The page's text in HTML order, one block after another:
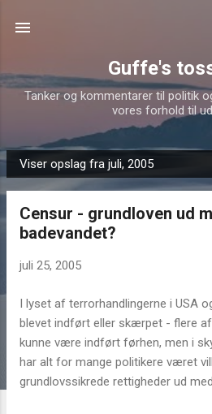
Guffe's
Tanker og kommentarer til politik
vores forhold til
O
p
Viser opslag fra juli, 2005
Censur - grundloven ud
badevandet?
juli 25, 2005
I lyset af terrorhandlingerne i USA
blevet indført eller skærpet - flere af
kunne være indført førhen, men i
har alt for mange politikere været
grundlovssikrede rettigheder ud